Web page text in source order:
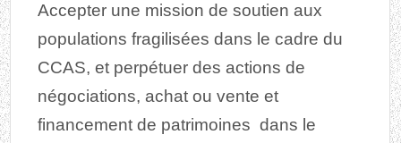
Accepter une mission de soutien aux
populations fragilisées dans le cadre du
CCAS, et perpétuer des actions de
négociations, achat ou vente et
financement de patrimoines dans le